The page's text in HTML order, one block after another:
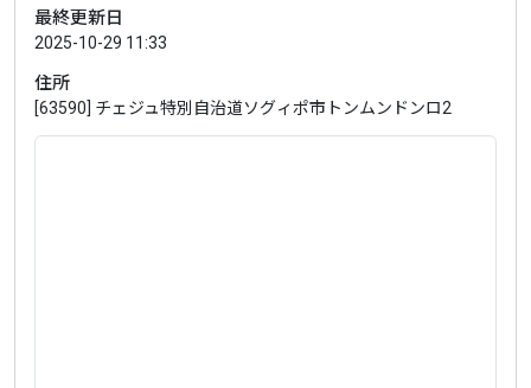
最終更新日
2025-10-29 11:33
住所
[63590] チェジュ特別自治道ソグィポ市トンムンドンロ2